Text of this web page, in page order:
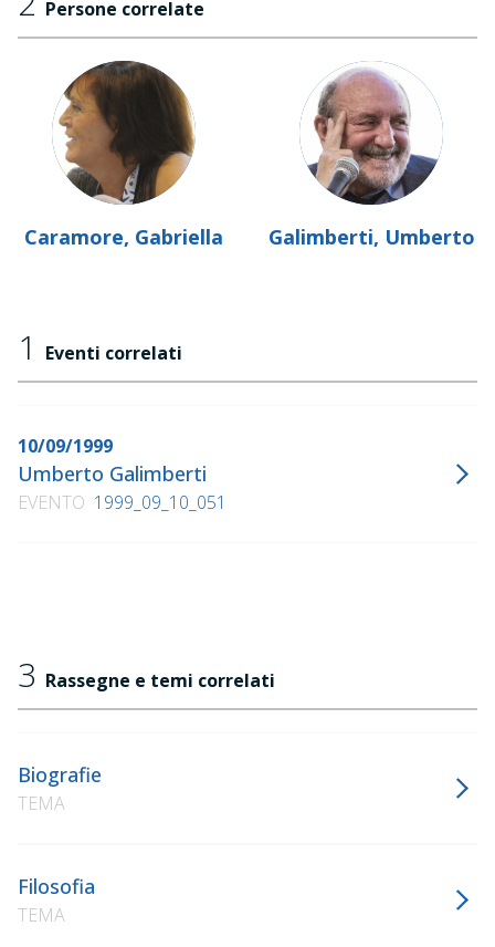
Persone correlate
Caramore, Gabriella Galimberti, Umberto
1 Eventi correlati
10/09/1999
Umberto Galimberti
EVENTO 1999_09_10_051
3 Rassegne e temi correlati
Biografie
TEMA
Filosofia
TEMA